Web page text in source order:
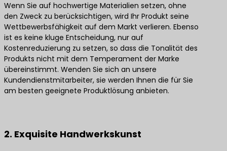
Wenn Sie auf hochwertige Materialien setzen, ohne
den Zweck zu berücksichtigen, wird Ihr Produkt seine
Wettbewerbsfähigkeit auf dem Markt verlieren. Ebenso
ist es keine kluge Entscheidung, nur auf
Kostenreduzierung zu setzen, so dass die Tonalität des
Produkts nicht mit dem Temperament der Marke
übereinstimmt. Wenden Sie sich an unsere
Kundendienstmitarbeiter, sie werden Ihnen die für Sie
am besten geeignete Produktlösung anbieten.
2. Exquisite Handwerkskunst